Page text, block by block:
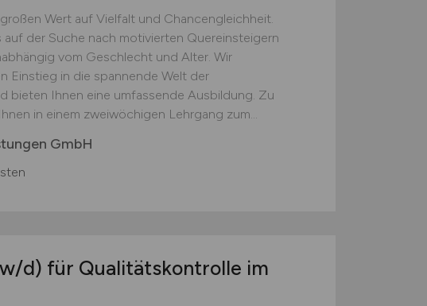
Wert auf Vielfalt und Chancengleichheit.
auf der Suche nach motivierten Quereinsteigern
vom Geschlecht und Alter. Wir
Einstieg in die spannende Welt der
bieten Ihnen eine umfassende Ausbildung. Zu
in einem zweiwöchigen Lehrgang zum...
GmbH
d) für Qualitätskontrolle im